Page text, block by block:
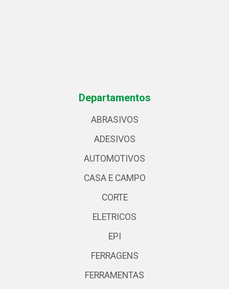
Departamentos
ABRASIVOS
ADESIVOS
AUTOMOTIVOS
CASA E CAMPO
CORTE
ELETRICOS
EPI
FERRAGENS
FERRAMENTAS